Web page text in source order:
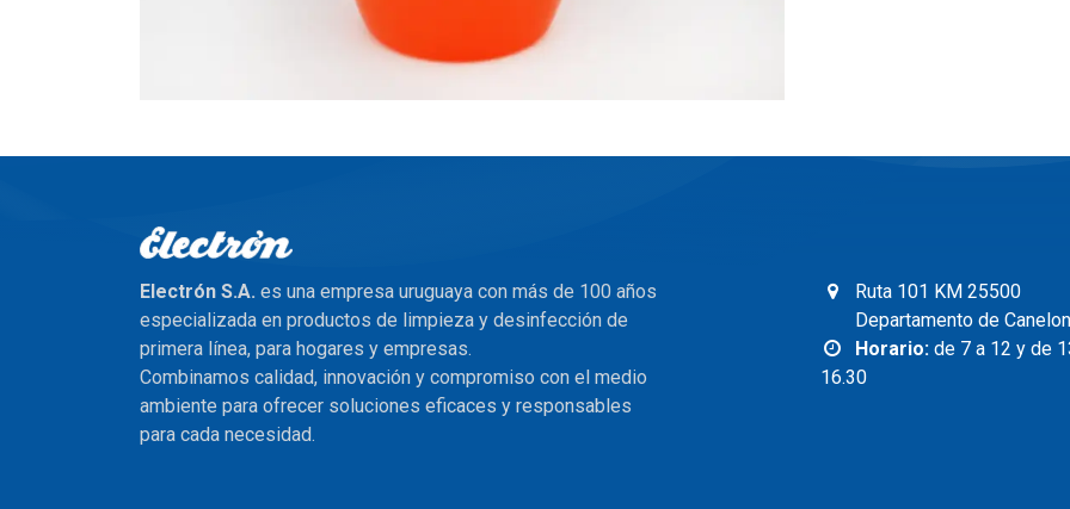
Electrón S.A. es una empresa uruguaya con más de 100 años
especializada en productos de limpieza y desinfección de
primera línea, para hogares y empresas.
Combinamos calidad, innovación y compromiso con el medio
ambiente para ofrecer soluciones eficaces y responsables
para cada necesidad.
Ruta 101 KM 25500
Departamento de
Horario: de 7 a 12 y de
16.30